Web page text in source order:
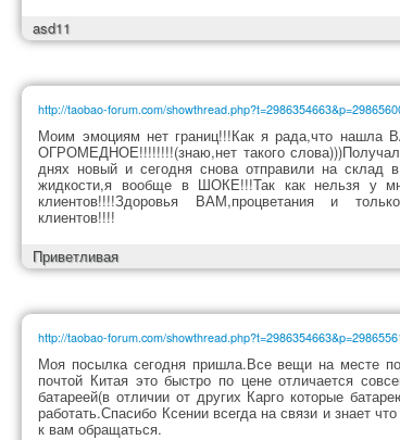
asd11
http://taobao-forum.com/
Моим эмоциям нет границ!!!Как я рада,что нашла
ОГРОМЕДНОЕ!!!!!!!!(знаю,нет такого
днях новый и сегодня снова отправили на склад
жидкости,я вообще в ШОКЕ!!!Так как нельзя у
клиентов!!!!Здоровья ВАМ,процветания и
клиентов!!!!
Приветливая
http://taobao-forum.com/
Моя посылка сегодня пришла.Все вещи на месте
почтой Китая это быстро по цене отличается
батареей(в отличии от других Карго которые
работать.Спасибо Ксении всегда на связи и знает
к вам обращаться.